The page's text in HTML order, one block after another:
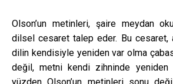
Olson’un metinleri, şaire meydan
dilsel cesaret talep eder. Bu cesaret,
dilin kendisiyle yeniden var olma
değil, metni kendi zihninde yeniden